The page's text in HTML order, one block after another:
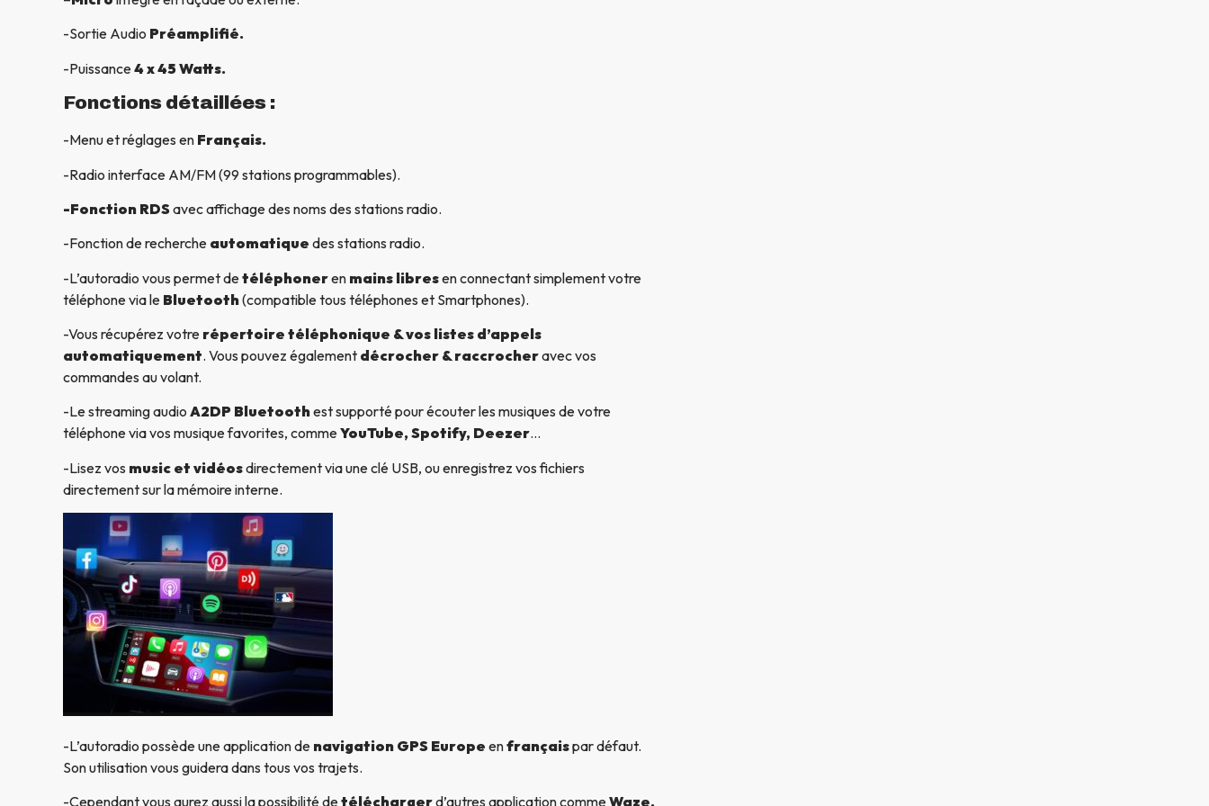
-Sortie Audio Préamplifié.
-Puissance4 x 45 Watts.
Fonctions détaillées :
-Menu et réglages en Français.
-Radio interface AM/FM (99 stations programmables).
-Fonction RDSavec affichage des noms des stations radio.
-Fonction de recherche automatique des stations radio.
-L’autoradio vous permet detéléphoneren mains libresen connectant simplement votre
téléphone via le Bluetooth(compatible tous téléphones et Smartphones).
-Vous récupérez votre répertoire téléphonique & vos listes d’appels
automatiquement. Vous pouvez également décrocher & raccrocheravec vos
commandes au volant.
-Le streaming audio A2DP Bluetoothest supporté pour écouter les musiques de votre
téléphone via vos musique favorites, commeYouTube, Spotify, Deezer…
-Lisez vos music et vidéosdirectement via une clé USB, ou enregistrez vos fichiers
directement sur la mémoire interne.
-L’autoradio possède une application de navigation GPS Europe enfrançaispar défaut.
Son utilisation vous guidera dans tous vos trajets.
-Cependant vous aurez aussi la possibilité detéléchargerd’autres application commeWaze,